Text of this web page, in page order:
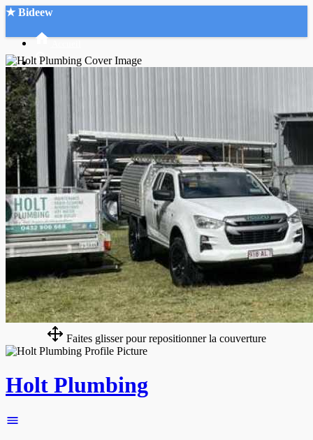
★ Bideew
Recherche Avancée
Mon compte
Connexion
Créer un compte
Mode nuit
Faites glisser pour repositionner la couverture
Holt Plumbing